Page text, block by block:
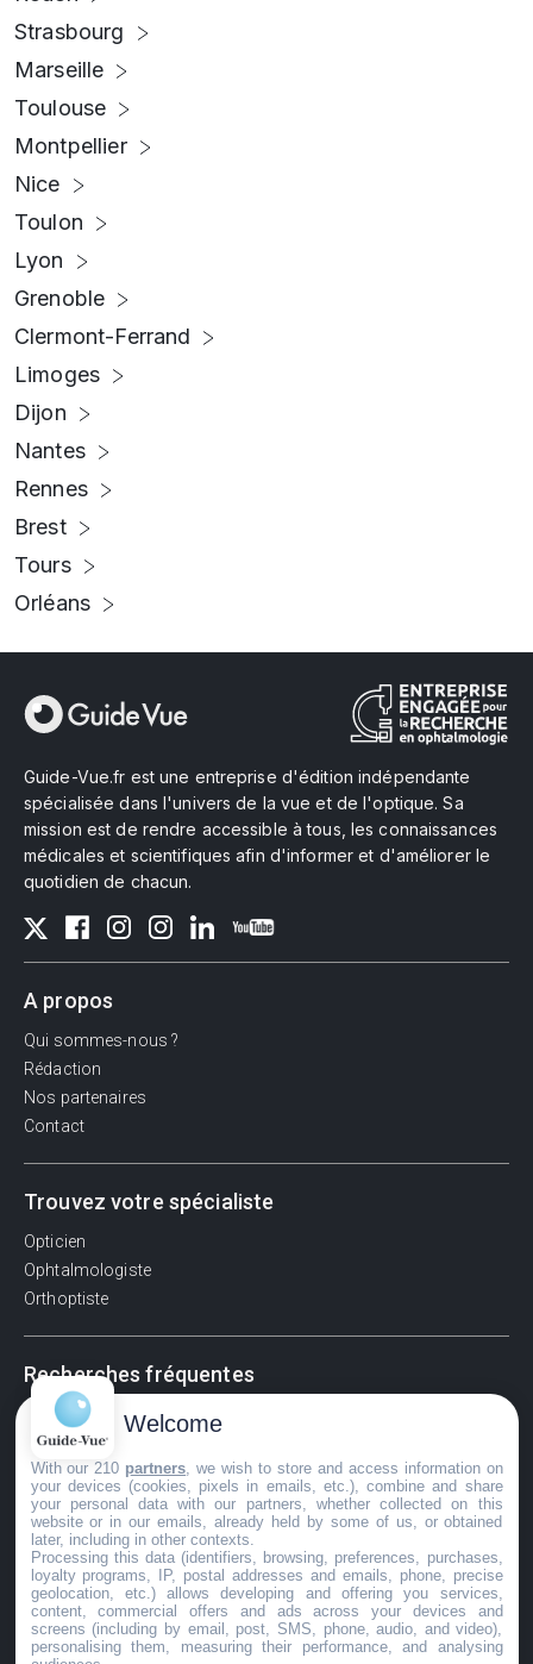
Strasbourg
Marseille
Toulouse
Montpellier
Nice
Toulon
Lyon
Grenoble
Clermont-Ferrand
Limoges
Dijon
Nantes
Rennes
Brest
Tours
Orléans
Guide-Vue.fr est une entreprise d'édition indépendante
spécialisée dans l'univers de la vue et de l'optique. Sa
mission est de rendre accessible à tous, les connaissances
médicales et scientifiques afin d'informer et d'améliorer le
quotidien de chacun.
A propos
Qui sommes-nous ?
Rédaction
Nos partenaires
Contact
Trouvez votre spécialiste
Opticien
Ophtalmologiste
Orthoptiste
Recherches fréquentes
Pathologies adultes
Signes d'une urgence ophtalmologique
La vision
Acuité visuelle
Myosis / mydriase
Œdème oculaire
©GuideVue2024
Welcome
With our 210 partners , we wish to store and access information on
your devices (cookies, pixels in emails, etc.), combine and share
your personal data with our partners, whether collected on this
website or in our emails, already held by some of us, or obtained
later, including in other contexts.
Processing this data (identifiers, browsing, preferences, purchases,
loyalty programs, IP, postal addresses and emails, phone, precise
geolocation, etc.) allows developing and offering you services,
content, commercial offers and ads across your devices and
screens (including by email, post, SMS, phone, audio, and video),
personalising them, measuring their performance, and analysing